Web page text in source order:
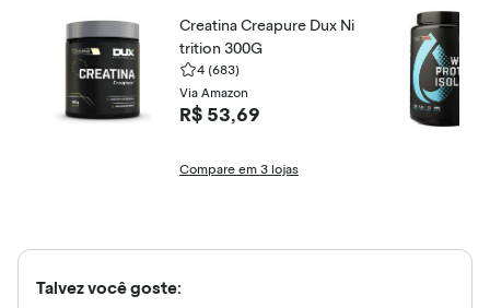
Creatina Creapure Dux Ni
trition 300G
4 (683)
Via Amazon
R$ 53,69
Compare em 3 lojas
Talvez você goste: